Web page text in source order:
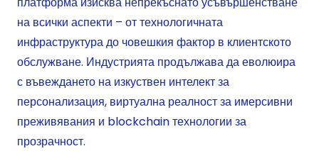
на всички аспекти – от технологичната
инфраструктура до човешкия фактор в клиентското
обслужване. Индустрията продължава да еволюира
с въвеждането на изкуствен интелект за
персонализация, виртуална реалност за имерсивни
преживявания и blockchain технологии за
прозрачност.